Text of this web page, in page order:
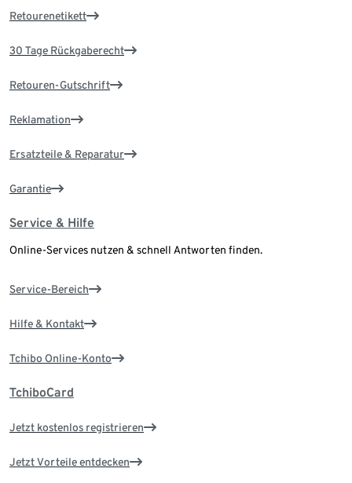
Retourenetikett
30 Tage Rückgaberecht
Retouren-Gutschrift
Reklamation
Ersatzteile & Reparatur
Garantie
Service & Hilfe
Online-Services nutzen & schnell Antworten finden.
Service-Bereich
Hilfe & Kontakt
Tchibo Online-Konto
TchiboCard
Jetzt kostenlos registrieren
Jetzt Vorteile entdecken